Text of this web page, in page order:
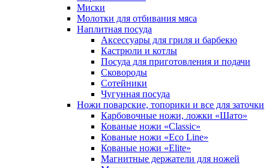
Миски
Молотки для отбивания мяса
Наплитная посуда
Аксессуары для гриля и барбекю
Кастрюли и котлы
Посуда для приготовления и подачи
Сковороды
Сотейники
Чугунная посуда
Ножи поварские, топорики и все для заточки
Карбовочные ножи, ложки «Шато»
Кованые ножи «Classic»
Кованые ножи «Eco Line»
Кованые ножи «Elite»
Магнитные держатели для ножей